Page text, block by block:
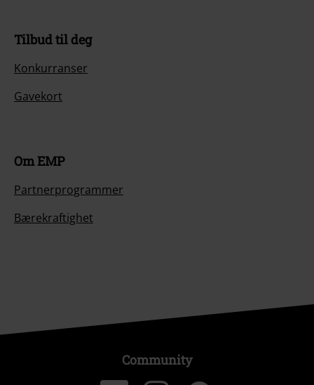
Tilbud til deg
Konkurranser
Gavekort
Om EMP
Partnerprogrammer
Bærekraftighet
Community